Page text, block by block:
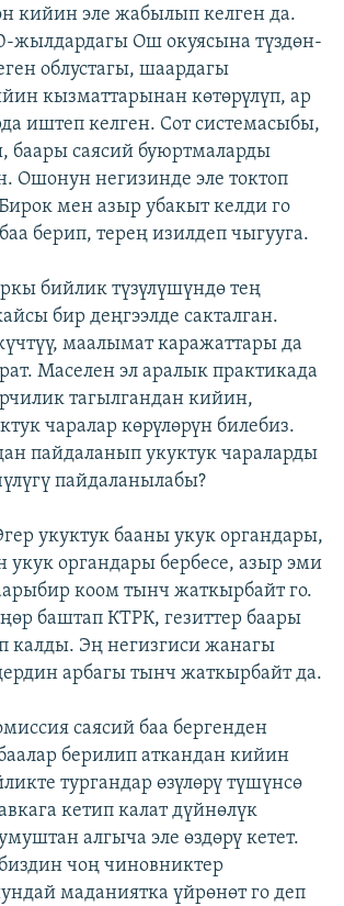
кийин эле жабылып келген да.
жылдардагы Ош окуясына түздөн-
облустагы, шаардагы
кызматтарынан көтөрүлүп, ар
иштеп келген. Сот системасыбы,
баары саясий буюртмаларды
Ошонун негизинде эле токтоп
мен азыр убакыт келди го
берип, терең изилдеп чыгууга.
бийлик түзүлүшүндө тең
бир деңгээлде сакталган.
маалымат каражаттары да
Маселен эл аралык практикада
тагылгандан кийин,
чаралар көрүлөрүн билебиз.
пайдаланып укуктук чараларды
пайдаланылабы?
укуктук бааны укук органдары,
укук органдары бербесе, азыр эми
коом тынч жаткырбайт го.
баштап КТРК, гезиттер баары
калды. Эң негизгиси жанагы
арбагы тынч жаткырбайт да.
саясий баа бергенден
берилип аткандан кийин
тургандар өзүлөрү түшүнсө
кетип калат дүйнөлүк
алгыча эле өздөрү кетет.
чоң чиновниктер
маданиятка үйрөнөт го деп